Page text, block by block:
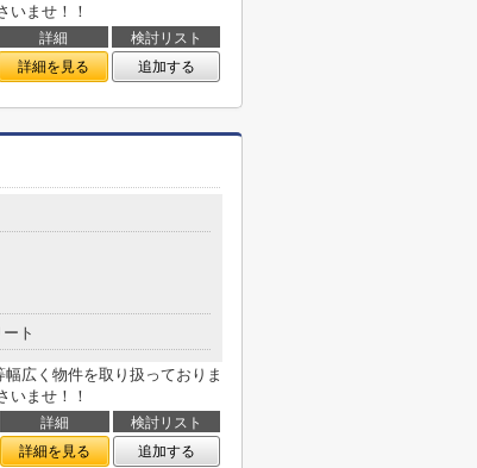
いませ！！
詳細
検討リスト
詳細を見る 追加する
ト
広く物件を取り扱っておりま
いませ！！
詳細
検討リスト
詳細を見る 追加する